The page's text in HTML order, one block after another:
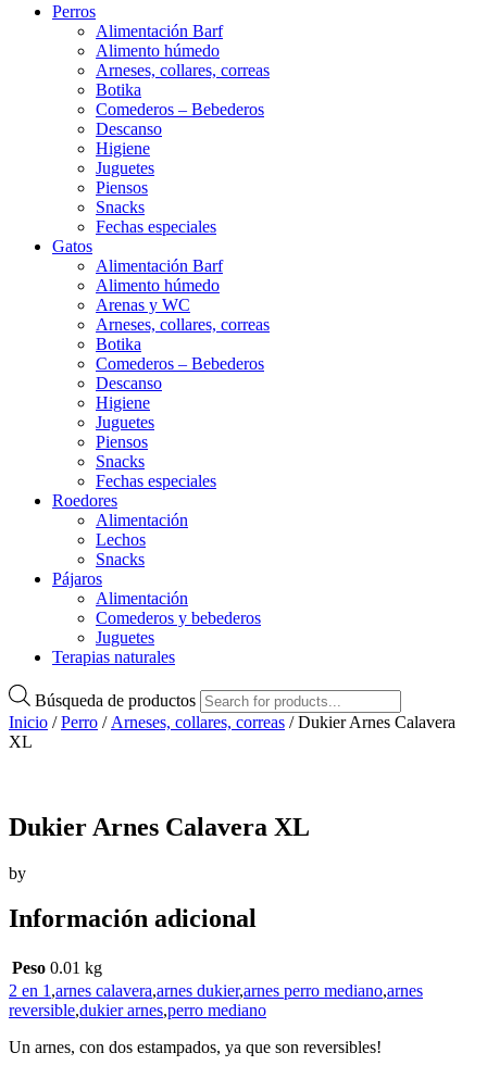
Perros
Alimentación Barf
Alimento húmedo
Arneses, collares, correas
Botika
Comederos – Bebederos
Descanso
Higiene
Juguetes
Piensos
Snacks
Fechas especiales
Gatos
Alimentación Barf
Alimento húmedo
Arenas y WC
Arneses, collares, correas
Botika
Comederos – Bebederos
Descanso
Higiene
Juguetes
Piensos
Snacks
Fechas especiales
Roedores
Alimentación
Lechos
Snacks
Pájaros
Alimentación
Comederos y bebederos
Juguetes
Terapias naturales
Búsqueda de productos
Inicio /Perro / Arneses, collares, correas / Dukier Arnes Calavera
XL
Dukier Arnes Calavera XL
by
Información adicional
Peso 0.01 kg
2 en 1 ,arnes calavera,arnes dukier,arnes perro mediano,arnes
reversible,dukier arnes,perro mediano
Un arnes, con dos estampados, ya que son reversibles!